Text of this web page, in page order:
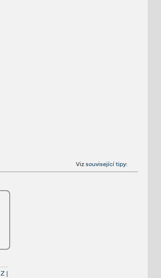
Vizsouvisející tipy:
Z |